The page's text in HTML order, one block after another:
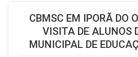
CBMSC EM IPORÃ DO
VISITA DE ALUNOS
MUNICIPAL DE